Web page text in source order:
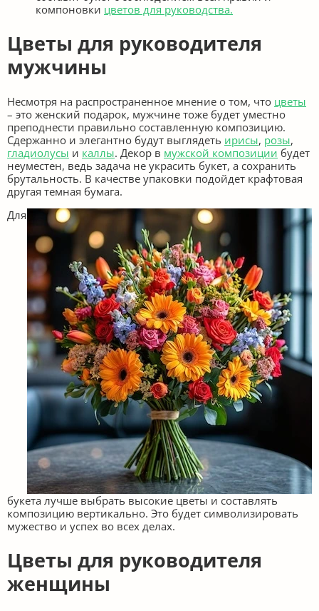
компоновки цветов для руководства.
Цветы для руководителя
мужчины
Несмотря на распространенное мнение о том, что цветы
– это женский подарок, мужчине тоже будет уместно
преподнести правильно составленную композицию.
Сдержанно и элегантно будут выглядеть ирисы, розы,
гладиолусы и каллы. Декор в мужской композиции будет
неуместен, ведь задача не украсить букет, а сохранить
брутальность. В качестве упаковки подойдет крафтовая
другая темная бумага.
Для
букета лучше выбрать высокие цветы и составлять
композицию вертикально. Это будет символизировать
мужество и успех во всех делах.
Цветы для руководителя
женщины